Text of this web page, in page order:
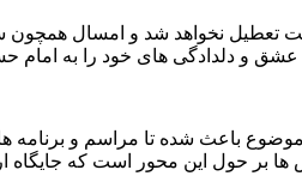
تعطیل نخواهد شد و امسال
و دلدادگی های خود را به امام
باعث شده تا مراسم و برنامه
حول این محور است که جایگاه